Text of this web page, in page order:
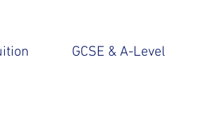
GCSE & A-Level